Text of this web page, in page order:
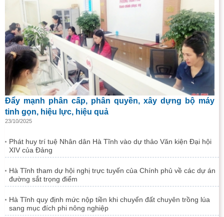
Đẩy mạnh phân cấp, phân quyền, xây dựng bộ máy
tinh gọn, hiệu lực, hiệu quả
23/10/2025
Phát huy trí tuệ Nhân dân Hà Tĩnh vào dự thảo Văn kiện Đại hội
XIV của Đảng
Hà Tĩnh tham dự hội nghị trực tuyến của Chính phủ về các dự án
đường sắt trọng điểm
Hà Tĩnh quy định mức nộp tiền khi chuyển đất chuyên trồng lúa
sang mục đích phi nông nghiệp